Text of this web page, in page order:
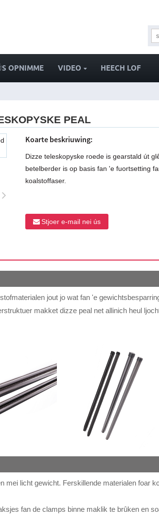
OPNIMME VIDEO HEECH LOF
PEAL
Koarte beskriuwing:
Dizze teleskopyske roede is gearstald út
betelberder is op basis fan 'e fuortsetting
koalstoffaser.
Stjoer e-mail nei ús
jout jo wat fan 'e
makket dizze peal net allinich heul
mei licht gewicht. Ferskillende materialen foar
fan de clamps binne maklik te brûken en